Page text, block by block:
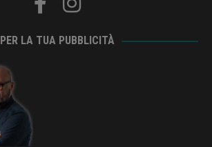
PER LA TUA PUBBLICITÀ